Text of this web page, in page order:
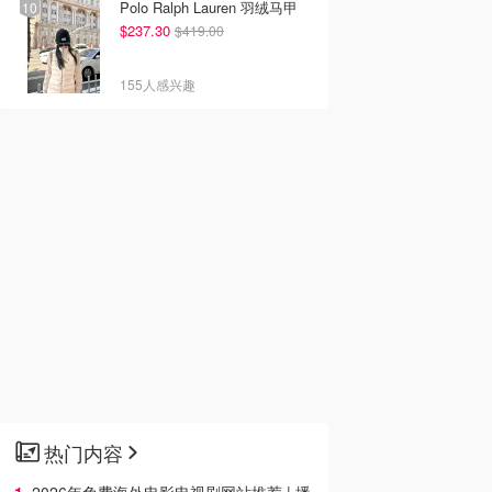
Polo Ralph Lauren 羽绒马甲
$237.30 $419.00
155人感兴趣
热门内容